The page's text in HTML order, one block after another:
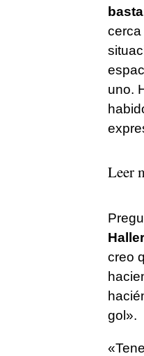
cerca
uno.
Leer
creo
gol».